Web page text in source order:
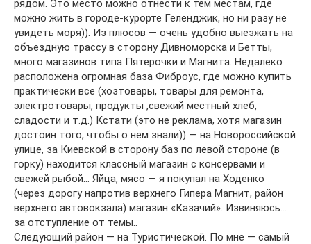
рядом. Это место можно отнести к тем местам, где
можно жить в городе-курорте Геленджик, но ни разу не
увидеть моря)). Из плюсов — очень удобно выезжать на
объездную трассу в сторону Дивноморска и Бетты,
много магазинов типа Пятерочки и Магнита. Недалеко
расположена огромная база Фиброус, где можно купить
практически все (хозтовары, товары для ремонта,
электротовары, продукты ,свежий местный хлеб,
сладости и т.д.) Кстати (это не реклама, хотя магазин
достоин того, чтобы о нем знали)) — на Новороссийской
улице, за Киевской в сторону баз по левой стороне (в
горку) находится классный магазин с консервами и
свежей рыбой… Яйца, мясо — я покупал на Ходенко
(через дорогу напротив верхнего Гипера Магнит, район
верхнего автовокзала) магазин «Казачий». Извиняюсь…
за отступление от темы..
Следующий район — на Туристической. По мне — самый